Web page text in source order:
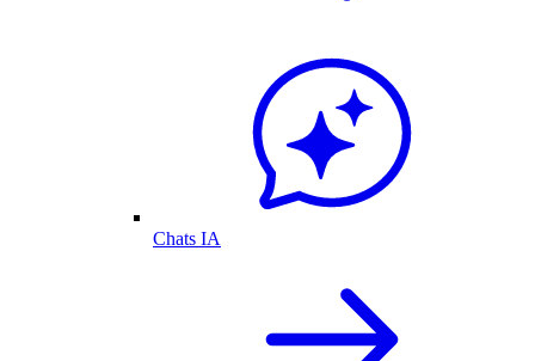
Chats IA